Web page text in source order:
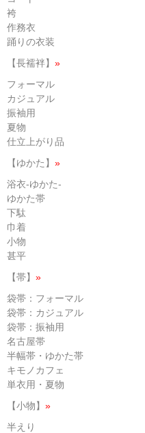
袴
作務衣
踊りの衣装
【長襦袢】 »
フォーマル
カジュアル
振袖用
夏物
仕立上がり品
【ゆかた】 »
浴衣-ゆかた-
ゆかた帯
下駄
巾着
小物
甚平
【帯】 »
袋帯：フォーマル
袋帯：カジュアル
袋帯：振袖用
名古屋帯
半幅帯・ゆかた帯
キモノカフェ
単衣用・夏物
【小物】 »
半えり